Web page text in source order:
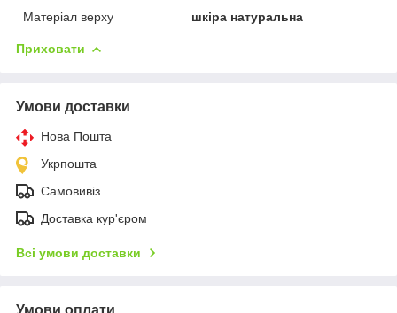
Матеріал верху
шкіра натуральна
Приховати
Умови доставки
Нова Пошта
Укрпошта
Самовивіз
Доставка кур'єром
Всі умови доставки
Умови оплати